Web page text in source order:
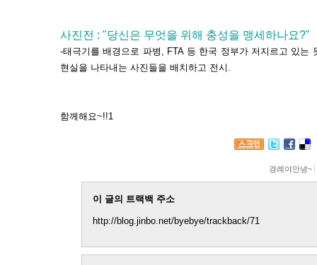
사진전 : "당신은 무엇을 위해 충성을 맹세하나요?"
-태극기를 배경으로 파병, FTA 등 한국 정부가 저지르고 있는
현실을 나타내는 사진들을 배치하고 전시.
함께해요~!!1
경례야안녕~
이 글의 트랙백 주소
http://blog.jinbo.net/byebye/trackback/71